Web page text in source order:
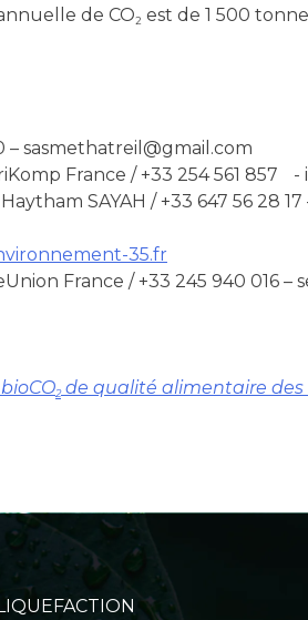
de CO2 est de 1 500
sasmethatreil@gmail.com
France / +33 254 561 857 -
SAYAH / +33 647 56 28
35.fr
France / +33 245 940 016 –
2de qualité alimentaire des